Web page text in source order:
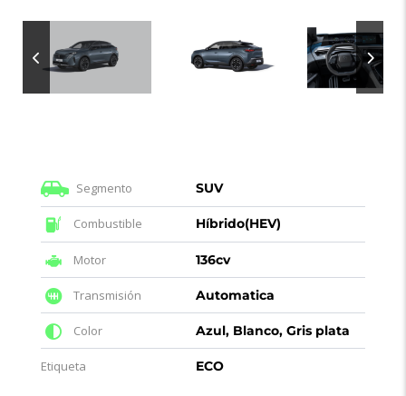
Segmento SUV
Combustible Híbrido(HEV)
Motor 136cv
Transmisión Automatica
Color Azul, Blanco, Gris plata
Etiqueta ECO